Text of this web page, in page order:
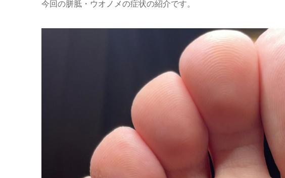
今回の胼胝・ウオノメの症状の紹介です。